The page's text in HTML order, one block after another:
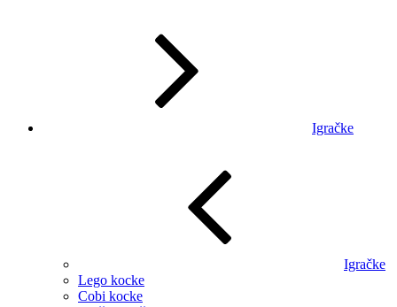
Igračke
Igračke
Lego kocke
Cobi kocke